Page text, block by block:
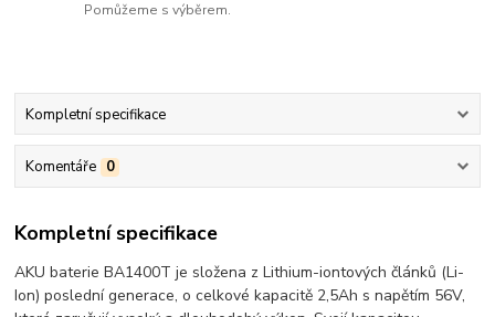
Pomůžeme s výběrem.
Kompletní specifikace
Komentáře 0
Kompletní specifikace
AKU baterie BA1400T je složena z Lithium-iontových článků (Li-
Ion) poslední generace, o celkové kapacitě 2,5Ah s napětím 56V,